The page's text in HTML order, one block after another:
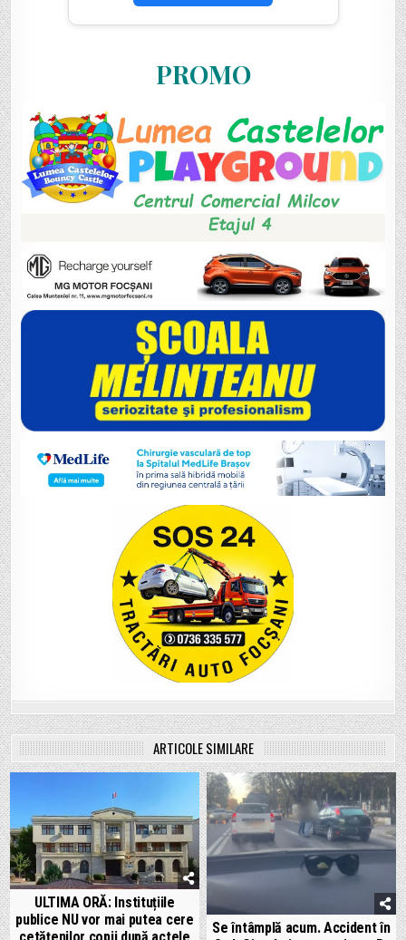
PROMO
ARTICOLE SIMILARE
ULTIMA ORĂ: Instituțiile
publice NU vor mai putea cere
Se întâmplă acum. Accident în